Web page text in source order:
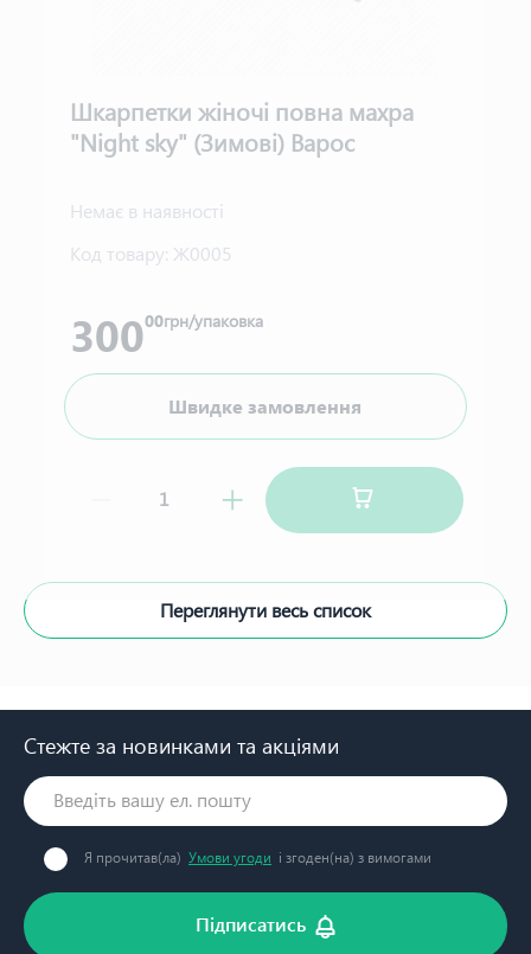
Шкарпетки жіночі повна махра
"Night sky" (Зимові) Варос
Немає в наявності
Код товару: Ж0005
30000грн/упаковка
Швидке замовлення
Переглянути весь список
Стежте за новинками та акціями
Я прочитав(ла) Умови угоди і згоден(на) з вимогами
Підписатись